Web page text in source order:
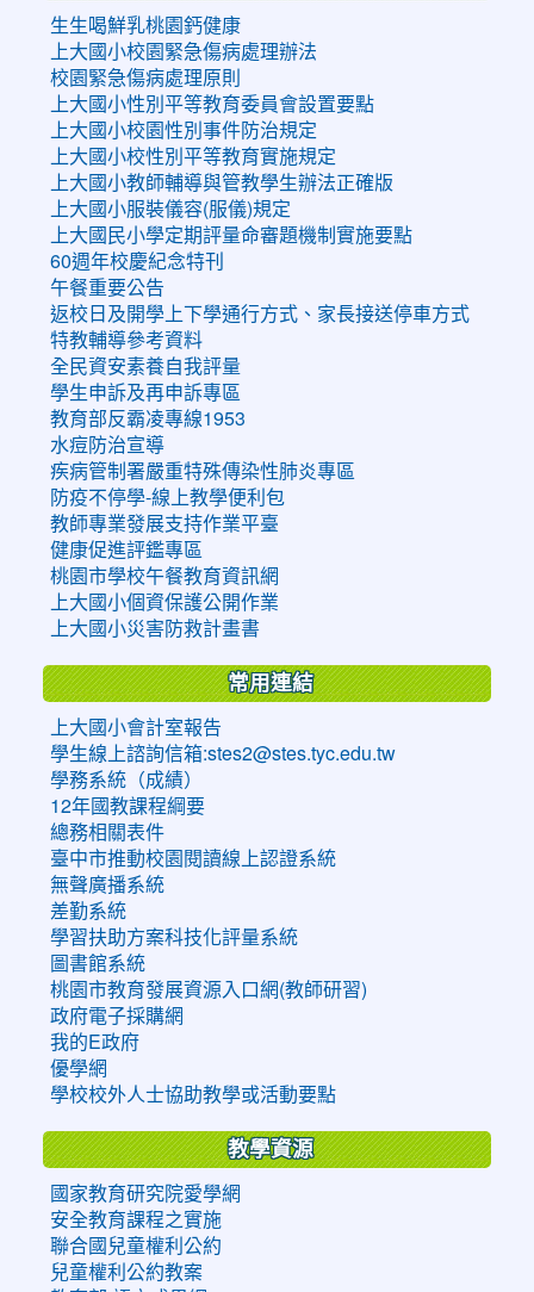
生生喝鮮乳桃園鈣健康
上大國小校園緊急傷病處理辦法
校園緊急傷病處理原則
上大國小性別平等教育委員會設置要點
上大國小校園性別事件防治規定
上大國小校性別平等教育實施規定
上大國小教師輔導與管教學生辦法正確版
上大國小服裝儀容(服儀)規定
上大國民小學定期評量命審題機制實施要點
60週年校慶紀念特刊
午餐重要公告
返校日及開學上下學通行方式、家長接送停車方式
特教輔導參考資料
全民資安素養自我評量
學生申訴及再申訴專區
教育部反霸凌專線1953
水痘防治宣導
疾病管制署嚴重特殊傳染性肺炎專區
防疫不停學-線上教學便利包
教師專業發展支持作業平臺
健康促進評鑑專區
桃園市學校午餐教育資訊網
上大國小個資保護公開作業
上大國小災害防救計畫書
常用連結
上大國小會計室報告
學生線上諮詢信箱:stes2@stes.tyc.edu.tw
學務系統（成績）
12年國教課程綱要
總務相關表件
臺中市推動校園閱讀線上認證系統
無聲廣播系統
差勤系統
學習扶助方案科技化評量系統
圖書館系統
桃園市教育發展資源入口網(教師研習)
政府電子採購網
我的E政府
優學網
學校校外人士協助教學或活動要點
教學資源
國家教育研究院愛學網
安全教育課程之實施
聯合國兒童權利公約
兒童權利公約教案